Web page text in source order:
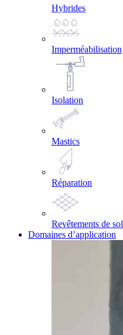
Hybrides
Imperméabilisation
Isolation
Mastics
Réparation
Revêtements de sol
Domaines d’application